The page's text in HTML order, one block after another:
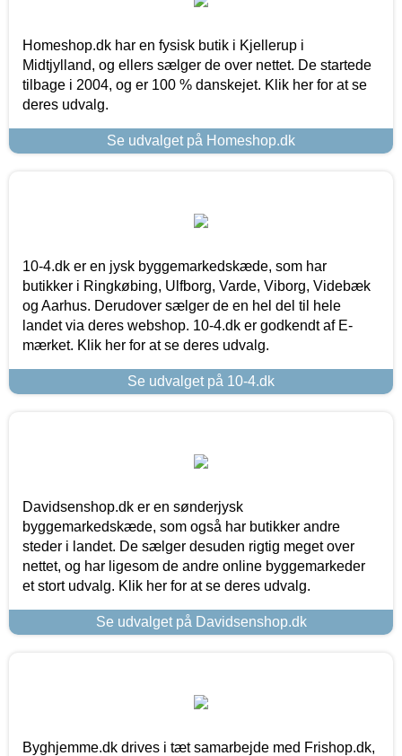
Homeshop.dk har en fysisk butik i Kjellerup i
Midtjylland, og ellers sælger de over nettet. De startede
tilbage i 2004, og er 100 % danskejet. Klik her for at se
deres udvalg.
Se udvalget på Homeshop.dk
10-4.dk er en jysk byggemarkedskæde, som har
butikker i Ringkøbing, Ulfborg, Varde, Viborg, Videbæk
og Aarhus. Derudover sælger de en hel del til hele
landet via deres webshop. 10-4.dk er godkendt af E-
mærket. Klik her for at se deres udvalg.
Se udvalget på 10-4.dk
Davidsenshop.dk er en sønderjysk
byggemarkedskæde, som også har butikker andre
steder i landet. De sælger desuden rigtig meget over
nettet, og har ligesom de andre online byggemarkeder
et stort udvalg. Klik her for at se deres udvalg.
Se udvalget på Davidsenshop.dk
Byghjemme.dk drives i tæt samarbejde med Frishop.dk,